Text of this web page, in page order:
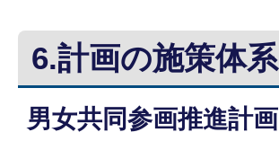
6.計画の施策体系
男女共同参画推進計画